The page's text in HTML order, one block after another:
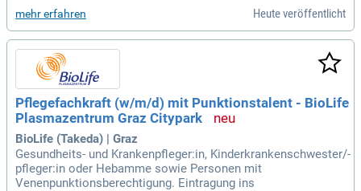
mehr erfahren Heute veröffentlicht
Pflegefachkraft (w/m/d) mit Punktionstalent - BioLife
Plasmazentrum Graz Citypark
BioLife (Takeda) | Graz
Gesundheits- und Krankenpfleger:in, Kinderkrankenschwester/-
pfleger:in oder Hebamme sowie Personen mit
Venenpunktionsberechtigung. Eintragung ins